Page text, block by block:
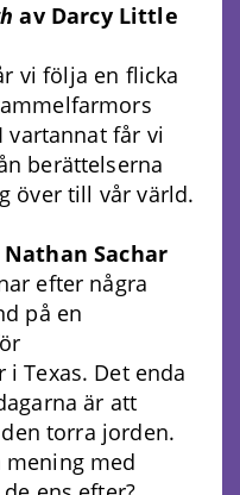
av Darcy Little
vi följa en flicka
vartannat får vi
berättelserna
över till vår värld.
Nathan Sachar
efter några
på en
Texas. Det enda
är att
torra jorden.
med